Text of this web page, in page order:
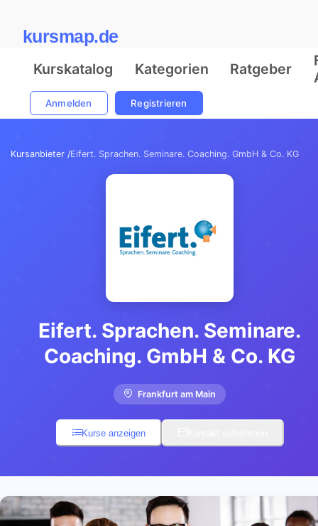
kursmap.de
Kurskatalog Kategorien Ratgeber
Anmelden Registrieren
Kursanbieter /Eifert. Sprachen. Seminare. Coaching. GmbH & Co. KG
Eifert. Sprachen. Seminare.
Coaching. GmbH & Co. KG
Frankfurt am Main
Kurse anzeigen